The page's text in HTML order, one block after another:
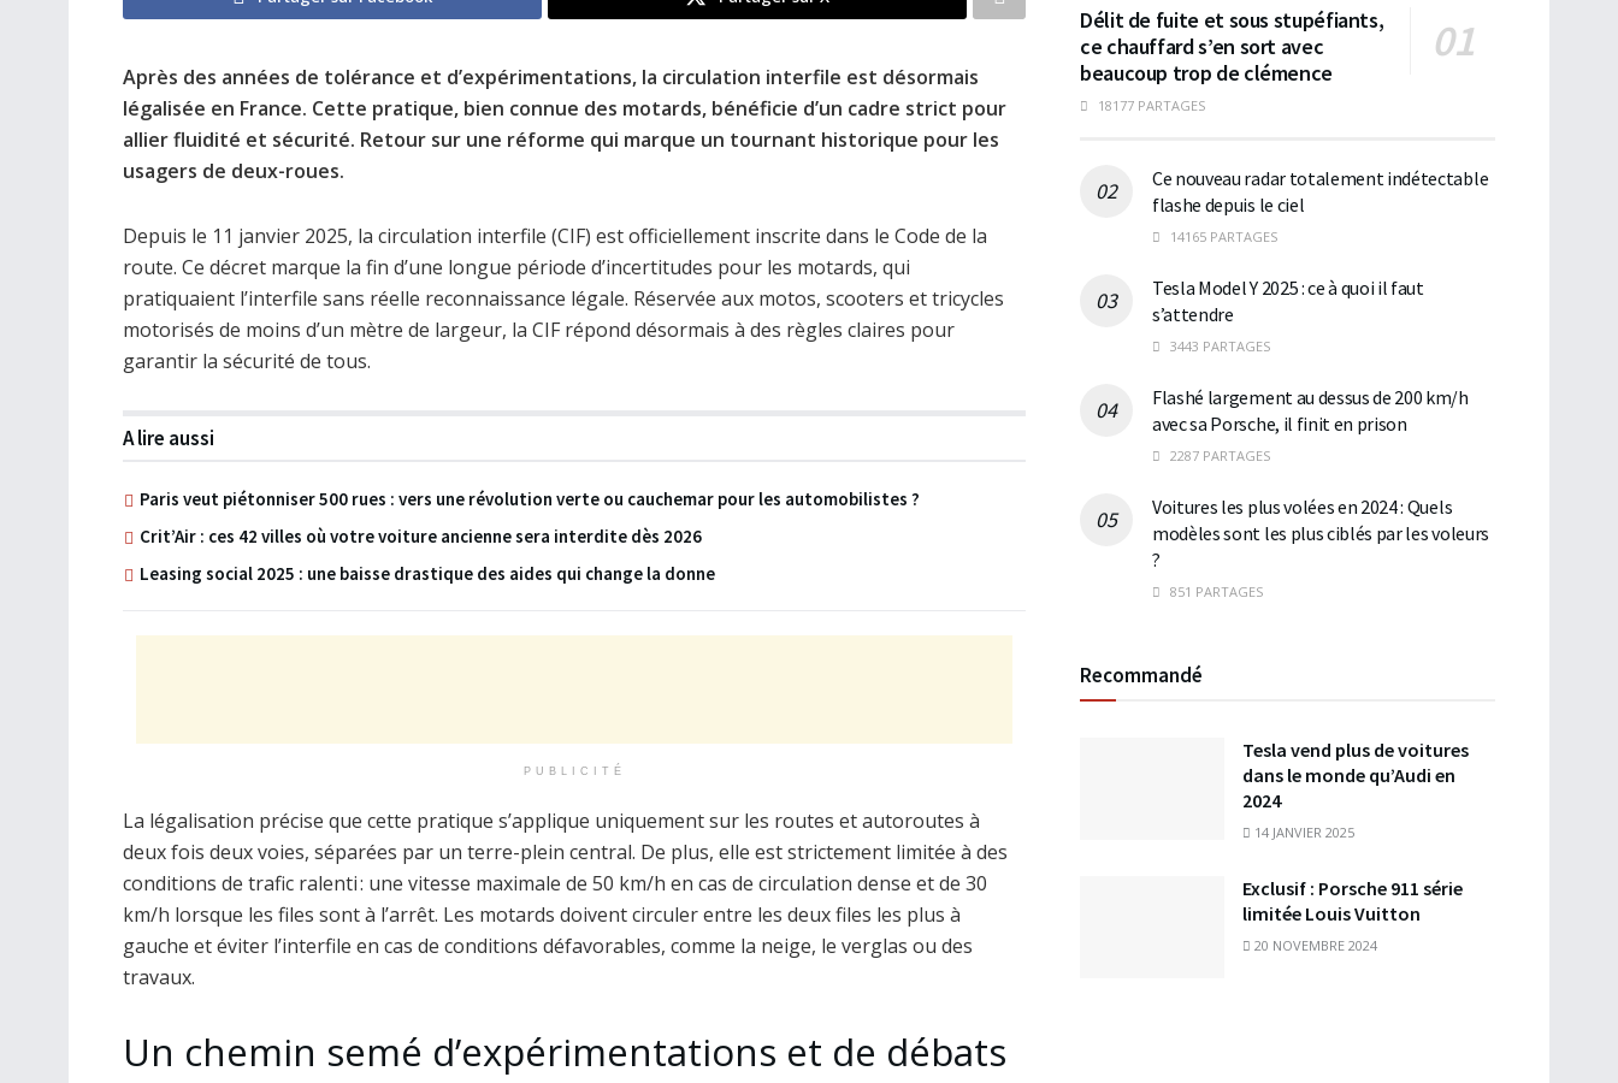
Après des années de tolérance et d’expérimentations, la circulation interfile est désormais
légalisée en France. Cette pratique, bien connue des motards, bénéficie d’un cadre strict pour
allier fluidité et sécurité. Retour sur une réforme qui marque un tournant historique pour les
usagers de deux-roues.
Depuis le 11 janvier 2025, la circulation interfile (CIF) est officiellement inscrite dans le Code de la
route. Ce décret marque la fin d’une longue période d’incertitudes pour les motards, qui
pratiquaient l’interfile sans réelle reconnaissance légale. Réservée aux motos, scooters et tricycles
motorisés de moins d’un mètre de largeur, la CIF répond désormais à des règles claires pour
garantir la sécurité de tous.
A lire aussi
Paris veut piétonniser 500 rues : vers une révolution verte ou cauchemar pour les automobilistes ?
Crit’Air : ces 42 villes où votre voiture ancienne sera interdite dès 2026
Leasing social 2025 : une baisse drastique des aides qui change la donne
PUBLICITÉ
La légalisation précise que cette pratique s’applique uniquement sur les routes et autoroutes à
deux fois deux voies, séparées par un terre-plein central. De plus, elle est strictement limitée à des
conditions de trafic ralenti : une vitesse maximale de 50 km/h en cas de circulation dense et de 30
km/h lorsque les files sont à l’arrêt. Les motards doivent circuler entre les deux files les plus à
gauche et éviter l’interfile en cas de conditions défavorables, comme la neige, le verglas ou des
travaux.
Un chemin semé d’expérimentations et de débats
Délit de fuite et sous stupéfiants,
ce chauffard s’en sort avec
beaucoup trop de clémence
18177 PARTAGES
Ce nouveau radar totalement indétectable
flashe depuis le ciel
14165 PARTAGES
Tesla Model Y 2025 : ce à quoi il faut
s’attendre
3443 PARTAGES
Flashé largement au dessus de 200 km/h
avec sa Porsche, il finit en prison
2287 PARTAGES
Voitures les plus volées en 2024 : Quels
modèles sont les plus ciblés par les voleurs
?
851 PARTAGES
Recommandé
Tesla vend plus de voitures
dans le monde qu’Audi en
2024
14 JANVIER 2025
Exclusif : Porsche 911 série
limitée Louis Vuitton
20 NOVEMBRE 2024